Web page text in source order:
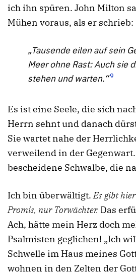
ich ihn spüren. John Milton
Mühen voraus, als er schrieb:
„Tausende eilen auf sein
Meer ohne Rast: Auch sie
stehen und warten.“ 9
Es ist eine Seele, die sich
Herrn sehnt und danach
Sie wartet nahe der
verweilend in der
bescheidene Schwalbe, die
Ich bin überwältigt.Es gibt
Promis, nur Torwächter. Das
Ach, hätte mein Herz doch
Psalmisten geglichen! „Ich
Schwelle im Haus meines
wohnen in den Zelten der